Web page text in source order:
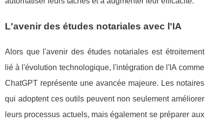
L'avenir des études notariales avec l'IA
Alors que l'avenir des études notariales est étroitement
lié à l'évolution technologique, l'intégration de l'IA comme
ChatGPT représente une avancée majeure. Les notaires
qui adoptent ces outils peuvent non seulement améliorer
leurs processus actuels, mais également se préparer aux